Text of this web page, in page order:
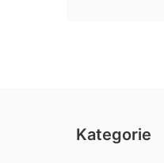
Kategorie